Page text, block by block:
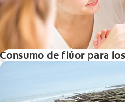
Consumo de flúor para